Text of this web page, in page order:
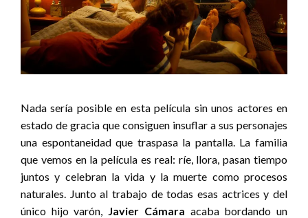
Nada sería posible en esta película sin unos actores en
estado de gracia que consiguen insuflar a sus personajes
una espontaneidad que traspasa la pantalla. La familia
que vemos en la película es real: ríe, llora, pasan tiempo
juntos y celebran la vida y la muerte como procesos
naturales. Junto al trabajo de todas esas actrices y del
único hijo varón,
Javier Cámara acaba bordando un